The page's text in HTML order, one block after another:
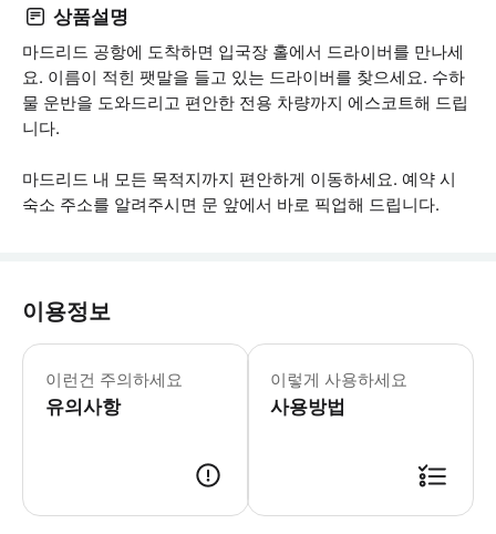
상품설명
마드리드 공항에 도착하면 입국장 홀에서 드라이버를 만나세
요. 이름이 적힌 팻말을 들고 있는 드라이버를 찾으세요. 수하
물 운반을 도와드리고 편안한 전용 차량까지 에스코트해 드립
니다.
마드리드 내 모든 목적지까지 편안하게 이동하세요. 예약 시
숙소 주소를 알려주시면 문 앞에서 바로 픽업해 드립니다.
이용정보
이런건 주의하세요
유의사항
- 이 교통편은 휠체어 이용 가능 - 이
이렇게 사용하세요
사용방법